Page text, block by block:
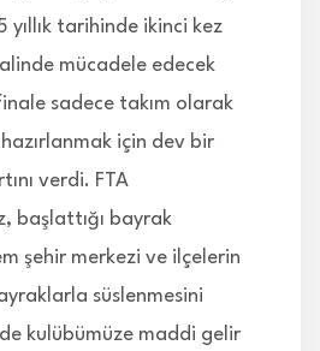
tarihinde ikinci kez
mücadele edecek
sadece takım olarak
için dev bir
verdi. FTA
başlattığı bayrak
şehir merkezi ve ilçelerin
süslenmesini
kulübümüze maddi gelir